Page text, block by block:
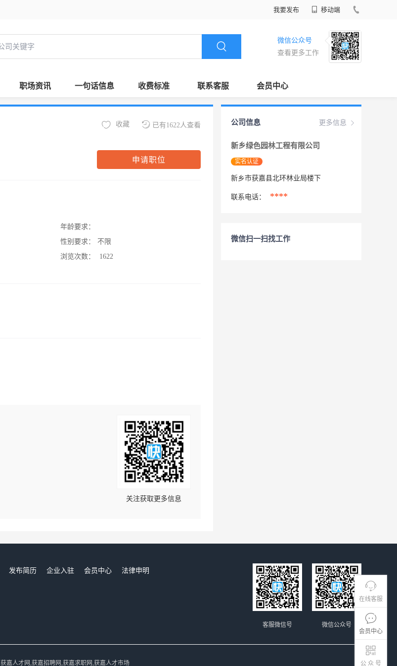
我要发布 移动端
微信公众号
查看更多工作
职场资讯 一句话信息 收费标准 联系客服 会员中心
在线客服
会员中心
公 众 号
已有1622人查看
收藏
申请职位
年龄要求：
性别要求：
不限
浏览次数：
1622
关注获取更多信息
更多信息
公司信息
新乡绿色园林工程有限公司
实名认证
新乡市获嘉县北环林业局楼下
联系电话： ****
微信扫一扫找工作
发布简历 企业入驻 会员中心
法律申明
微信公众号
客服微信号
获嘉人才网,获嘉招聘网,获嘉求职网,获嘉人才市场